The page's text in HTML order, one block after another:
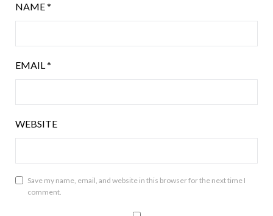
NAME*
EMAIL*
WEBSITE
Save my name, email, and website in this browser for the next time I
comment.